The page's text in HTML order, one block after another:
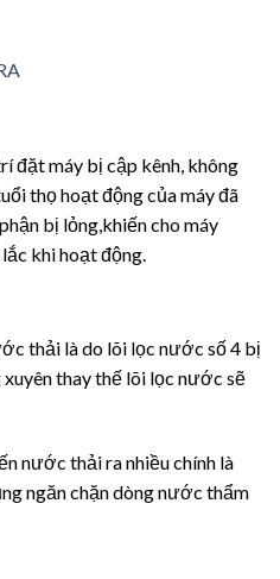
đặt máy bị cập kênh, không
thọ hoạt động của máy đã
bị lỏng,khiến cho máy
khi hoạt động.
thải là do lõi lọc nước số 4 bị
thay thế lõi lọc nước sẽ
nước thải ra nhiều chính là
ngăn chặn dòng nước thẩm